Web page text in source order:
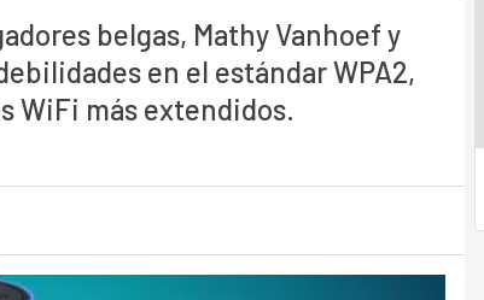
belgas, Mathy Vanhoef y
en el estándar WPA2,
WiFi más extendidos.